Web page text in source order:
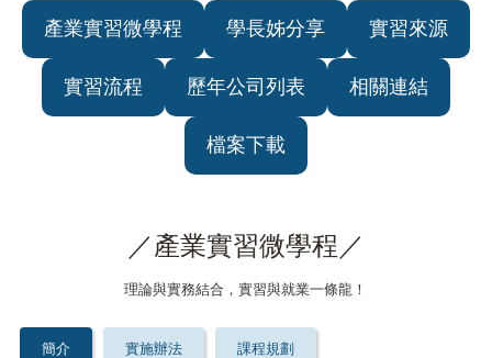
產業實習微學程 學長姊分享 實習來源
實習流程 歷年公司列表 相關連結
檔案下載
／產業實習微學程／
理論與實務結合，實習與就業一條龍！
簡介 實施辦法 課程規劃